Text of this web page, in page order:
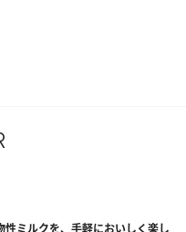
性ミルクを、手軽においしく楽し